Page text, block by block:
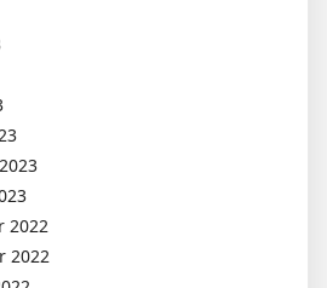
2022
2022